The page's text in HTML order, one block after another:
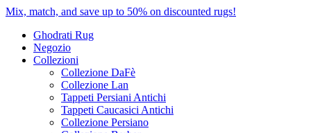
Mix, match, and save up to 50% on discounted rugs!
Ghodrati Rug
Negozio
Collezioni
Collezione DaFè
Collezione Lan
Tappeti Persiani Antichi
Tappeti Caucasici Antichi
Collezione Persiano